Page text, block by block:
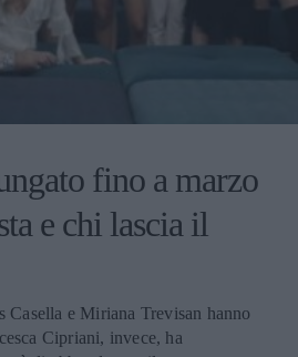
fino a marzo
e chi lascia il
Casella e Miriana Trevisan hanno
Cipriani, invece, ha